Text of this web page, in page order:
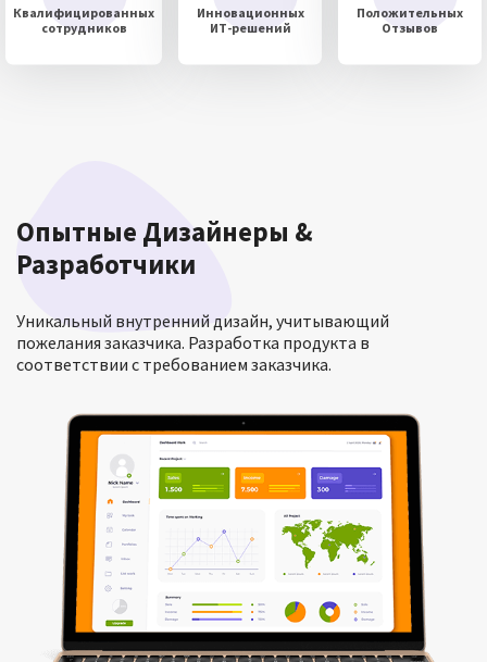
Квалифицированных
сотрудников
Инновационных
ИТ-решений
Положительных
Отзывов
Опытные Дизайнеры &
Разработчики
Уникальный внутренний дизайн, учитывающий
пожелания заказчика. Разработка продукта в
соответствии с требованием заказчика.